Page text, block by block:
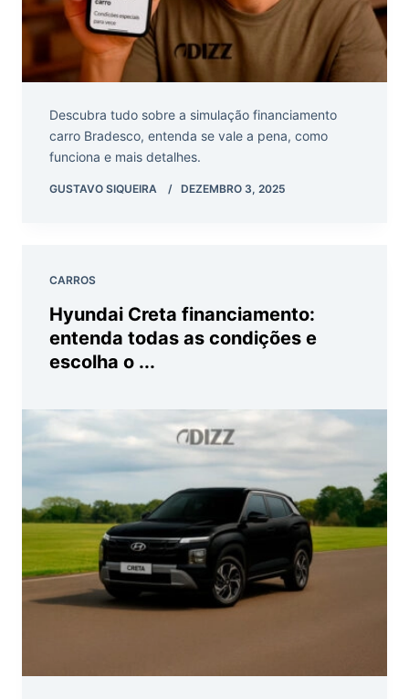
Descubra tudo sobre a simulação financiamento
carro Bradesco, entenda se vale a pena, como
funciona e mais detalhes.
GUSTAVO SIQUEIRA DEZEMBRO 3, 2025
CARROS
Hyundai Creta financiamento:
entenda todas as condições e
escolha o ...